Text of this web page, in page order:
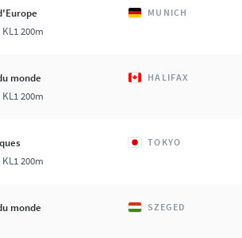
MUNICH
KL1 200m
monde HALIFAX
KL1 200m
TOKYO
KL1 200m
monde SZEGED